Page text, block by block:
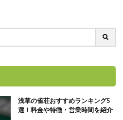
浅草の雀荘おすすめランキング5
選！料金や特徴・営業時間を紹介